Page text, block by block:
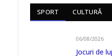
SPORT CULTURĂ
06/08/2026
Jocuri de